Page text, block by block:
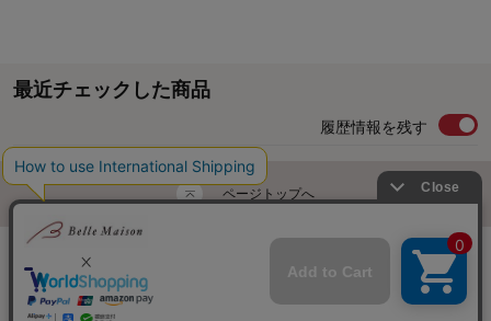
最近チェックした商品
履歴情報を残す
ページトップへ
ご利用ガイド・お知らせ
サイトマップ ベルメゾンネットTOPへ